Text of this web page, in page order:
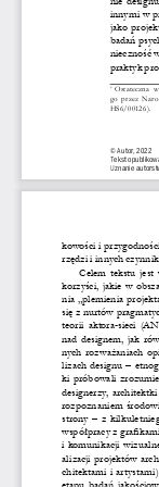
innymi w
jako
badań
nieczność
praktyk
* Ostateczna
go przez
HS6/00126).
© Autor, 2022
Tekst
Uznanie
kowości i
rzędzi i innych
Celem tekstu jest
korzyści, jakie w ob
nia „plemienia
się z nurtów
teorii aktora-sieci
nad designem, jak
nych rozważaniach
lizach designu –
ki próbowali
designerzy,
rozpoznaniem
strony – z
współpracy z gr
i komunikacji
alizacji projektów
chitektami i ar
etapu badań